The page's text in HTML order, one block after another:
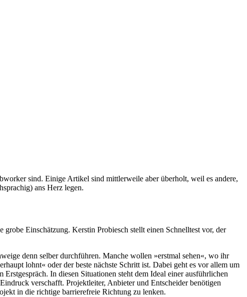
sind. Einige Artikel sind mittlerweile aber überholt, weil es andere,
ans Herz legen.
Einschätzung. Kerstin Probiesch stellt einen Schnelltest vor, der
denn selber durchführen. Manche wollen »erstmal sehen«, wo ihr
lohnt« oder der beste nächste Schritt ist. Dabei geht es vor allem um
In diesen Situationen steht dem Ideal einer ausführlichen
verschafft. Projektleiter, Anbieter und Entscheider benötigen
in die richtige barrierefreie Richtung zu lenken.